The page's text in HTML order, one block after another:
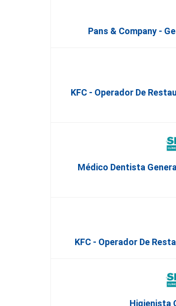
Pans & Company -
KFC - Operador De
Médico Dentista
KFC - Operador De
Higienista